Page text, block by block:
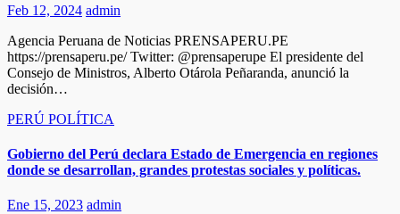
Feb 12, 2024 admin
Agencia Peruana de Noticias PRENSAPERU.PE
https://prensaperu.pe/ Twitter: @prensaperupe El presidente del
Consejo de Ministros, Alberto Otárola Peñaranda, anunció la
decisión…
PERÚ POLÍTICA
Gobierno del Perú declara Estado de Emergencia en regiones
donde se desarrollan, grandes protestas sociales y políticas.
Ene 15, 2023 admin